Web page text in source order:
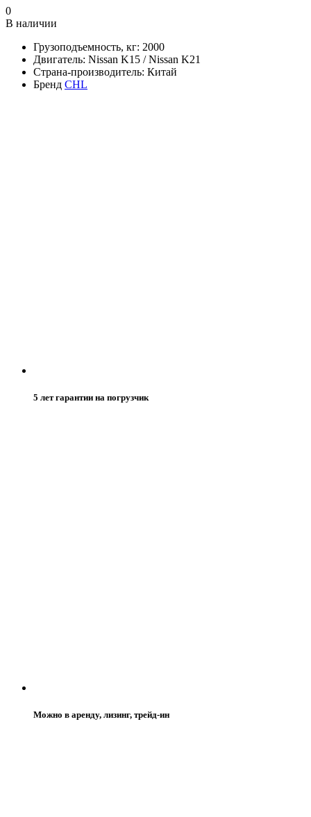
0
В наличии
Грузоподъемность, кг: 2000
Двигатель: Nissan K15 / Nissan K21
Страна-производитель: Китай
Бренд CHL
5 лет гарантии на погрузчик
Можно в аренду, лизинг, трейд-ин